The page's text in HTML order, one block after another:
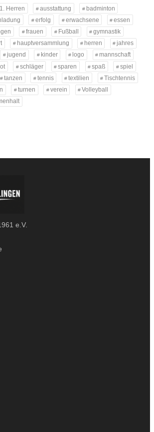
1. Herren ausstattung
badminton
erfolg erwachsene
essen
frauen Fußball
gymnastik
hauptversammlung herren
jahres
jugend kinder logo
mannschaft
schläger sparen spaß
spiel
tanzen tennis textilien
Tischtennis
turnen verein
Volleyball
e.V.